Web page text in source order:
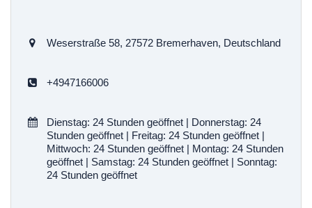
Weserstraße 58, 27572 Bremerhaven, Deutschland
+4947166006
Dienstag: 24 Stunden geöffnet | Donnerstag: 24
Stunden geöffnet | Freitag: 24 Stunden geöffnet |
Mittwoch: 24 Stunden geöffnet | Montag: 24 Stunden
geöffnet | Samstag: 24 Stunden geöffnet | Sonntag:
24 Stunden geöffnet